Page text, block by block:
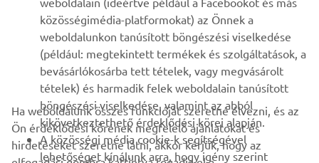
TÁMOGATÁS
HÍRLEVÉL
Legyél az elsők között, aki a legújabb ajánlatokról, különleges
eseményekről, újdonságokról stb. értesül.
közösségimédia-platformokat) az Önnek a
weboldalunkon tanúsított böngészési viselkedése
(például: megtekintett termékek és szolgáltatások, a
bevásárlókosárba tett tételek, vagy megvásárolt
tételek) és harmadik felek weboldalain tanúsított
böngészési viselkedése, valamint az abból
kikövetkeztethető érdeklődési körei alapján.
A közösségi média cookie-k segítségével
lehetőséget kínálunk arra, hogy igény szerint
Ha weboldalunk összes funkcióját szeretné élvezni, és az
Ön érdeklődési körének megfelelő ajánlatokat és
hirdetéseket szeretne látni, akkor kérjük, hogy az